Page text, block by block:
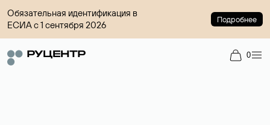
Обязательная идентификация в
ЕСИА с 1 сентября 2026
Подробнее
0